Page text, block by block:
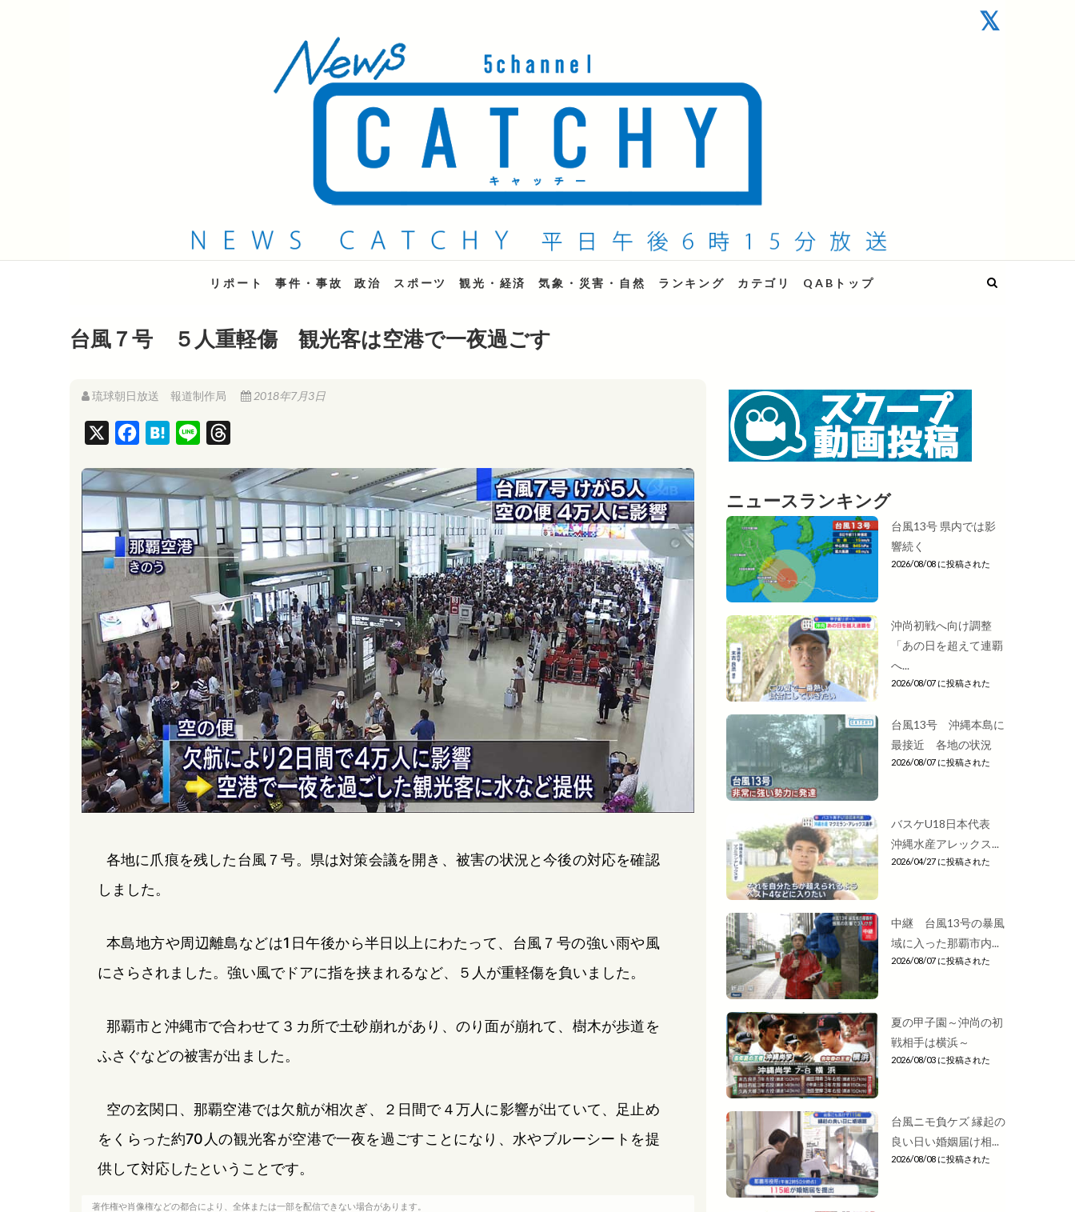
QAB NEWS Headline
キャッチー 月曜〜金曜 午後6時15分放送
リポート 事件・事故 政治 スポーツ 観光・経済 気象・災害・自然 ランキング カテゴリ QABトップ
台風７号 ５人重軽傷 観光客は空港で一夜過ごす
琉球朝日放送 報道制作局 2018年7月3日
c
b
o
o
k
H
t
e
n
a
n
e
r
e
a
d
s
各地に爪痕を残した台風７号。県は対策会議を開き、被害の状況と今後の対応を確認
しました。
本島地方や周辺離島などは1日午後から半日以上にわたって、台風７号の強い雨や風
にさらされました。強い風でドアに指を挟まれるなど、５人が重軽傷を負いました。
那覇市と沖縄市で合わせて３カ所で土砂崩れがあり、のり面が崩れて、樹木が歩道を
ふさぐなどの被害が出ました。
空の玄関口、那覇空港では欠航が相次ぎ、２日間で４万人に影響が出ていて、足止め
をくらった約70人の観光客が空港で一夜を過ごすことになり、水やブルーシートを提
供して対応したということです。
著作権や肖像権などの都合により、全体または一部を配信できない場合があります。
ニュースランキング
台風13号 県内では影
響続く
2026/08/08 に投稿された
沖尚初戦へ向け調整
「あの日を超えて連覇
へ...
2026/08/07 に投稿された
台風13号 沖縄本島に
最接近 各地の状況
2026/08/07 に投稿された
バスケU18日本代表
沖縄水産アレックス...
2026/04/27 に投稿された
中継 台風13号の暴風
域に入った那覇市内...
2026/08/07 に投稿された
夏の甲子園～沖尚の初
戦相手は横浜～
2026/08/03 に投稿された
台風ニモ負ケズ 縁起の
良い日い婚姻届け相...
2026/08/08 に投稿された